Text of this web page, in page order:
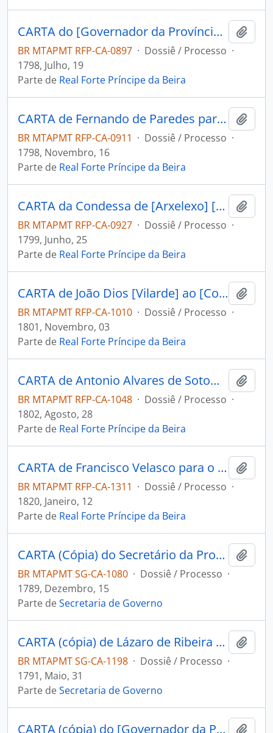
CARTA do [Governador da Província de Mochos] Miguel Zamora Freviño Nassare Manrique de Lara ao Comandante do Forte Príncipe da Beira José Manoel Cardoso da Cunha.
BR MTAPMT RFP-CA-0897 · Dossiê / Processo ·
1798, Julho, 19
Parte de Real Forte Príncipe da Beira
CARTA de Fernando de Paredes para o [Comandante do Forte Príncipe da Beira] José Manoel Cardoso da Cunha.
BR MTAPMT RFP-CA-0911 · Dossiê / Processo ·
1798, Novembro, 16
Parte de Real Forte Príncipe da Beira
CARTA da Condessa de [Arxelexo] [D. Maria Rosa] ao [Comandante do Forte Príncipe da Beira] Joseph Manoel Cardoso da Cunha.
BR MTAPMT RFP-CA-0927 · Dossiê / Processo ·
1799, Junho, 25
Parte de Real Forte Príncipe da Beira
CARTA de João Dios [Vilarde] ao [Comandante do Forte Príncipe da Beira] Joseph Manoel Cardoso da Cunha.
BR MTAPMT RFP-CA-1010 · Dossiê / Processo ·
1801, Novembro, 03
Parte de Real Forte Príncipe da Beira
CARTA de Antonio Alvares de Sotomayor ao [Sargento Mor Comandante do Forte Príncipe da Beira] Joseph Manoel Cardozo da Cunha.
BR MTAPMT RFP-CA-1048 · Dossiê / Processo ·
1802, Agosto, 28
Parte de Real Forte Príncipe da Beira
CARTA de Francisco Velasco para o [Capitão Comandante Geral do Forte Príncipe da Beira] Antônio Pinto da Fonseca.
BR MTAPMT RFP-CA-1311 · Dossiê / Processo ·
1820, Janeiro, 12
Parte de Real Forte Príncipe da Beira
CARTA (Cópia) do Secretário da Província de Mochos Fernando Paredes à [...].
BR MTAPMT SG-CA-1080 · Dossiê / Processo ·
1789, Dezembro, 15
Parte deSecretaria de Governo
CARTA (cópia) de Lázaro de Ribeira ao Administrador de La Magdalena.
BR MTAPMT SG-CA-1198 · Dossiê / Processo ·
1791, Maio, 31
Parte deSecretaria de Governo
CARTA (cópia) do [Governador da Província de Mochos] Miguel Frevino Nassare Manrique de Lara ao [Governador e Capitão-General da Capitania de Mato Grosso] João de Albuquerque de Mello Pereira e Cáceres.